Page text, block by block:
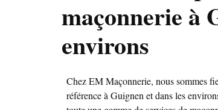
maçonnerie à
environs
Chez EM Maçonnerie, nous sommes
référence à Guignen et dans les